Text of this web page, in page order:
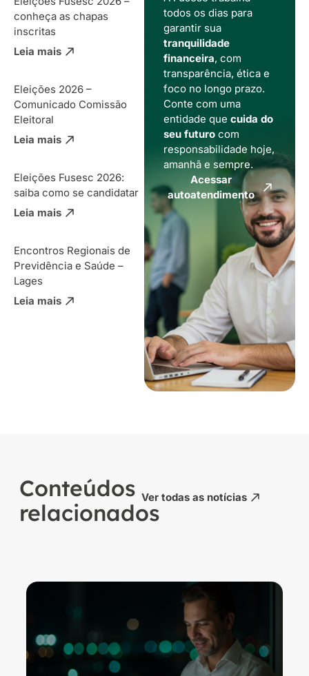
conheça as chapas
inscritas
Leia mais
Eleições 2026 –
Comunicado Comissão
Eleitoral
Leia mais
Eleições Fusesc 2026:
saiba como se candidatar
Leia mais
Encontros Regionais de
Previdência e Saúde –
Lages
Leia mais
todos os dias para
garantir sua
tranquilidade
financeira, com
transparência, ética e
foco no longo prazo.
Conte com uma
entidade que cuida do
seu futurocom
responsabilidade hoje,
amanhã e sempre.
Acessar
autoatendimento
Conteúdos
relacionados
Ver todas as notícias